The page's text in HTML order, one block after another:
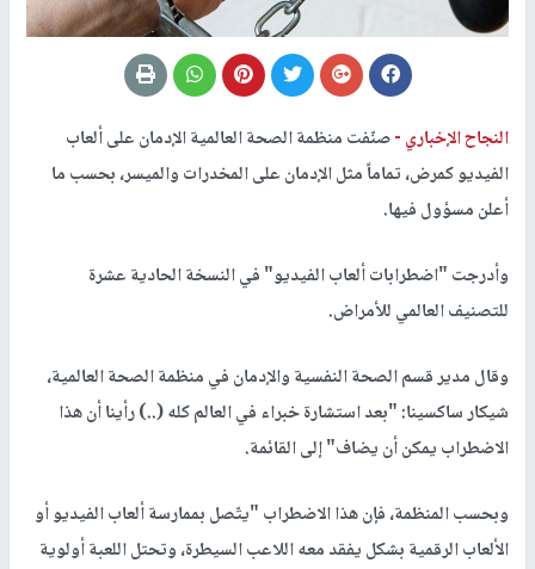
النجاح الإخباري -صنّفت منظمة الصحة العالمية الإدمان على ألعاب
الفيديو كمرض، تماماً مثل الإدمان على المخدرات والميسر، بحسب ما
أعلن مسؤول فيها.
وأدرجت "اضطرابات ألعاب الفيديو" في النسخة الحادية عشرة
للتصنيف العالمي للأمراض.
وقال مدير قسم الصحة النفسية والإدمان في منظمة الصحة العالمية،
شيكار ساكسينا: "بعد استشارة خبراء في العالم كله (..) رأينا أن هذا
الاضطراب يمكن أن يضاف" إلى القائمة.
وبحسب المنظمة، فإن هذا الاضطراب "يتّصل بممارسة ألعاب الفيديو أو
الألعاب الرقمية بشكل يفقد معه اللاعب السيطرة، وتحتل اللعبة أولوية